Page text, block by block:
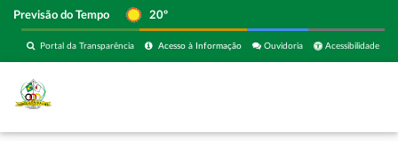
Previsão do Tempo 20º
Acessibilidade
Ouvidoria
Acesso à Informação
Portal da Transparência